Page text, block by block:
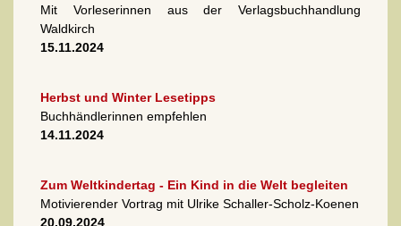
Mit Vorleserinnen aus der Verlagsbuchhandlung
Waldkirch
15.11.2024
Herbst und Winter Lesetipps
Buchhändlerinnen empfehlen
14.11.2024
Zum Weltkindertag - Ein Kind in die Welt begleiten
Motivierender Vortrag mit Ulrike Schaller-Scholz-Koenen
20.09.2024